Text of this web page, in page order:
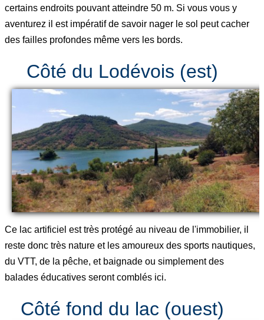
certains endroits pouvant atteindre 50 m. Si vous vous y
aventurez il est impératif de savoir nager le sol peut cacher
des failles profondes même vers les bords.
Côté du Lodévois (est)
Ce lac artificiel est très protégé au niveau de l'immobilier, il
reste donc très nature et les amoureux des sports nautiques,
du VTT, de la pêche, et baignade ou simplement des
balades éducatives seront comblés ici.
Côté fond du lac (ouest)